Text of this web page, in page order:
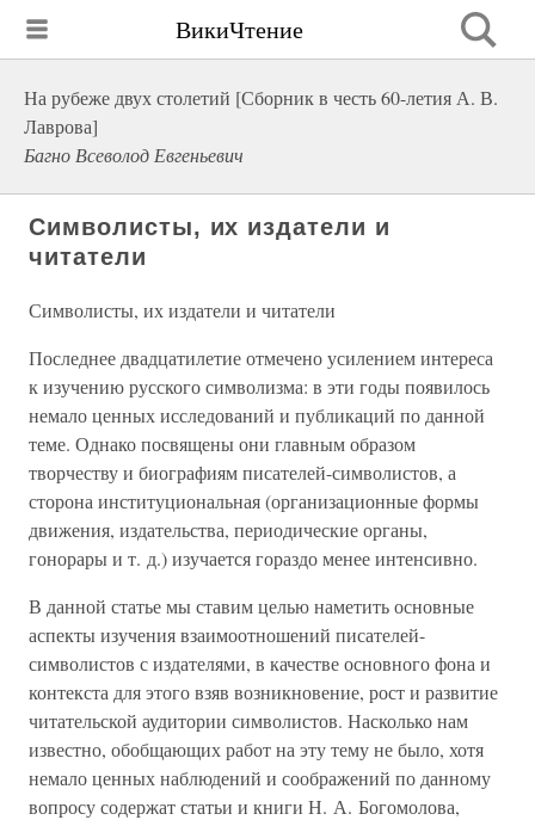
ВикиЧтение
На рубеже двух столетий [Сборник в честь 60-летия А. В.
Лаврова]
Багно Всеволод Евгеньевич
Символисты, их издатели и
читатели
Символисты, их издатели и читатели
Последнее двадцатилетие отмечено усилением интереса
к изучению русского символизма: в эти годы появилось
немало ценных исследований и публикаций по данной
теме. Однако посвящены они главным образом
творчеству и биографиям писателей-символистов, а
сторона институциональная (организационные формы
движения, издательства, периодические органы,
гонорары и т. д.) изучается гораздо менее интенсивно.
В данной статье мы ставим целью наметить основные
аспекты изучения взаимоотношений писателей-
символистов с издателями, в качестве основного фона и
контекста для этого взяв возникновение, рост и развитие
читательской аудитории символистов. Насколько нам
известно, обобщающих работ на эту тему не было, хотя
немало ценных наблюдений и соображений по данному
вопросу содержат статьи и книги Н. А. Богомолова,